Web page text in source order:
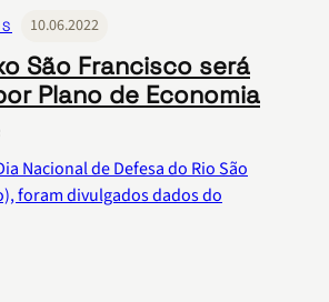
10.06.2022
São Francisco será
Plano de Economia
Nacional de Defesa do Rio São
foram divulgados dados do